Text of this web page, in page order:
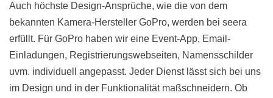
Auch höchste Design-Ansprüche, wie die von dem
bekannten Kamera-Hersteller GoPro, werden bei seera
erfüllt. Für GoPro haben wir eine Event-App, Email-
Einladungen, Registrierungswebseiten, Namensschilder
uvm. individuell angepasst. Jeder Dienst lässt sich bei uns
im Design und in der Funktionalität maßschneidern. Ob